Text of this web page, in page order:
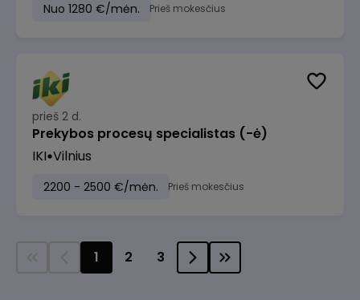
Nuo 1280 €/mėn. Prieš mokesčius
prieš 2 d.
Prekybos procesų specialistas (-ė)
IKI Vilnius
2200 - 2500 €/mėn. Prieš mokesčius
1 2 3